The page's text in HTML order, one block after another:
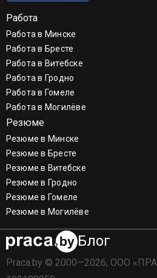
Работа
Работа в Минске
Работа в Бресте
Работа в Витебске
Работа в Гродно
Работа в Гомеле
Работа в Могилёве
Резюме
Резюме в Минске
Резюме в Бресте
Резюме в Витебске
Резюме в Гродно
Резюме в Гомеле
Резюме в Могилёве
Блог
Praca.by © 2000—2026, ООО